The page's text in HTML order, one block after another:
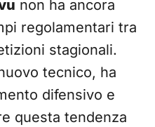
non ha ancora
regolamentari tra
stagionali.
tecnico, ha
difensivo e
questa tendenza